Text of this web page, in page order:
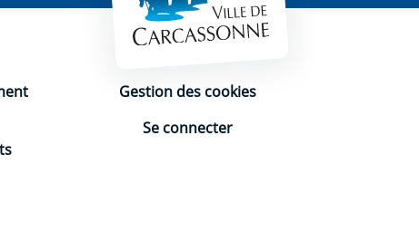
Gestion des cookies
Se connecter